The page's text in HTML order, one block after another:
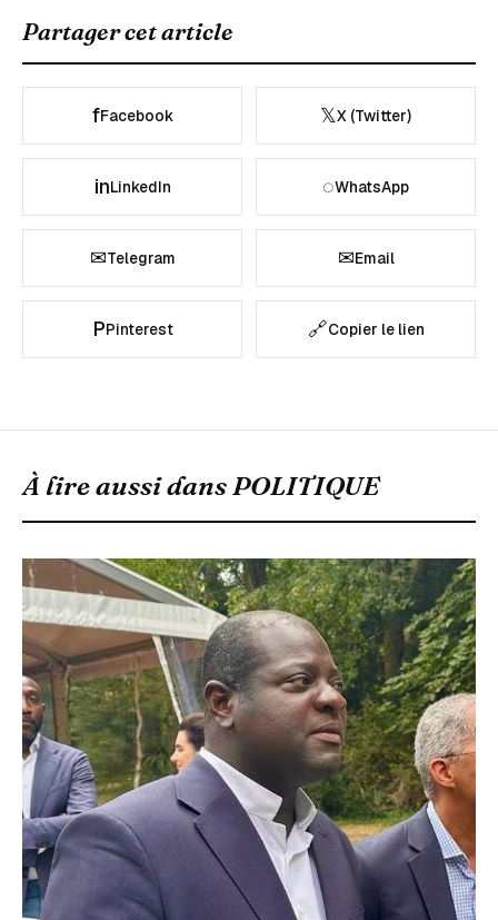
Partager cet article
fFacebook 𝕏X (Twitter)
inLinkedIn ◌WhatsApp
✉Telegram ✉Email
PPinterest 🔗Copier le lien
À lire aussi dans POLITIQUE